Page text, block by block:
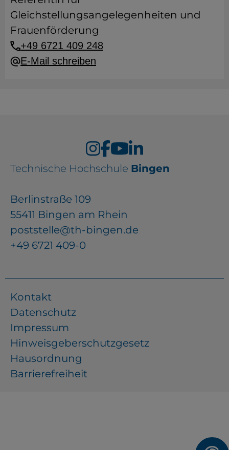
Gleichstellungsangelegenheiten und
Frauenförderung
+49 6721 409 248
E-Mail schreiben
Technische Hochschule Bingen
Berlinstraße 109
55411 Bingen am Rhein
poststelle@th-bingen.de
+49 6721 409-0
Kontakt
Datenschutz
Impressum
Hinweisgeberschutzgesetz
Hausordnung
Barrierefreiheit